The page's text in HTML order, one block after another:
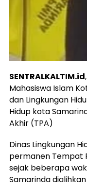
SENTRALKALTIM.id
Mahasiswa Islam
dan Lingkungan
Hidup kota
Akhir (TPA)
Dinas Lingkungan
permanen Tempat
sejak beberapa
Samarinda